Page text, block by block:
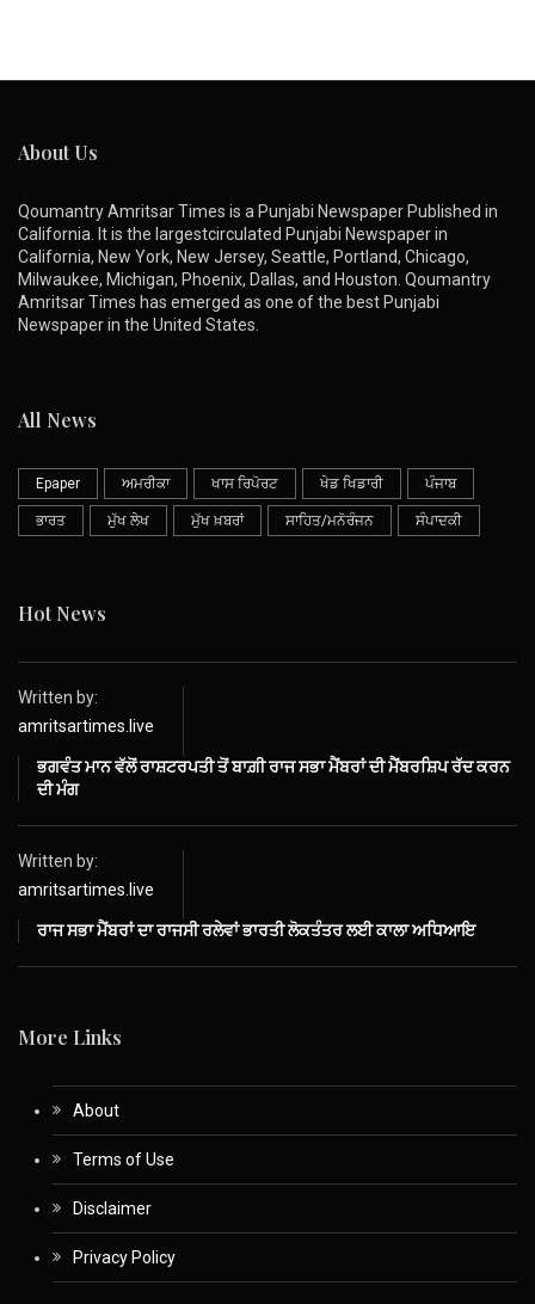
About Us
Qoumantry Amritsar Times is a Punjabi Newspaper Published in
California. It is the largestcirculated Punjabi Newspaper in
California, New York, New Jersey, Seattle, Portland, Chicago,
Milwaukee, Michigan, Phoenix, Dallas, and Houston. Qoumantry
Amritsar Times has emerged as one of the best Punjabi
Newspaper in the United States.
All News
Epaper ਅਮਰੀਕਾ ਖਾਸ ਰਿਪੋਰਟ ਖੇਡ ਖਿਡਾਰੀ ਪੰਜਾਬ
ਭਾਰਤ ਮੁੱਖ ਲੇਖ ਮੁੱਖ ਖ਼ਬਰਾਂ ਸਾਹਿਤ/ਮਨੋਰੰਜਨ ਸੰਪਾਦਕੀ
Hot News
Written by:
amritsartimes.live
ਭਗਵੰਤ ਮਾਨ ਵੱਲੋਂ ਰਾਸ਼ਟਰਪਤੀ ਤੋਂ ਬਾਗ਼ੀ ਰਾਜ ਸਭਾ ਮੈਂਬਰਾਂ ਦੀ ਮੈਂਬਰਸ਼ਿਪ ਰੱਦ ਕਰਨ
ਦੀ ਮੰਗ
Written by:
amritsartimes.live
ਰਾਜ ਸਭਾ ਮੈਂਬਰਾਂ ਦਾ ਰਾਜਸੀ ਰਲੇਵਾਂ ਭਾਰਤੀ ਲੋਕਤੰਤਰ ਲਈ ਕਾਲਾ ਅਧਿਆਇ
More Links
About
Terms of Use
Disclaimer
Privacy Policy